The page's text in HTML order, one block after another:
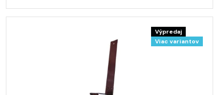
Výpredaj
Viac variantov